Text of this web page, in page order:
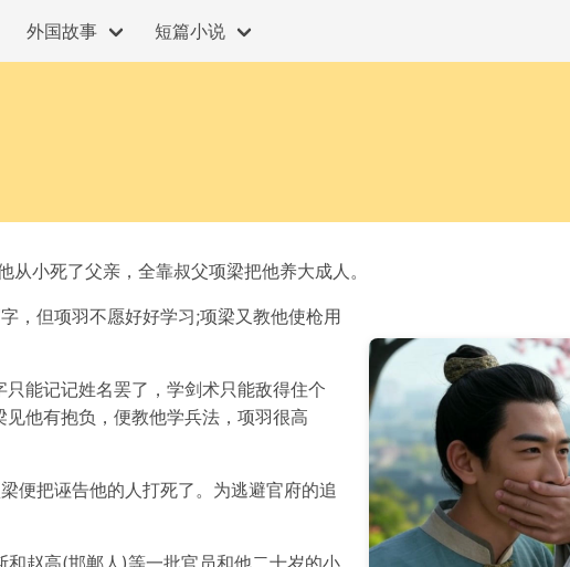
外国故事 短篇小说
小死了父亲，全靠叔父项梁把他养大成人。
，但项羽不愿好好学习;项梁又教他使枪用
能记记姓名罢了，学剑术只能敌得住个
他有抱负，便教他学兵法，项羽很高
便把诬告他的人打死了。为逃避官府的追
赵高(邯郸人)等一批官员和他二十岁的小